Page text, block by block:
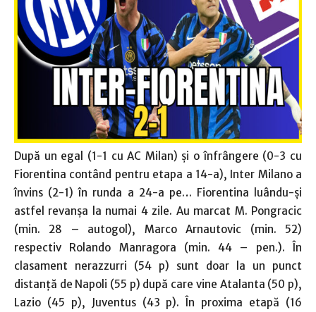
După un egal (1-1 cu AC Milan) şi o înfrângere (0-3 cu
Fiorentina contând pentru etapa a 14-a), Inter Milano a
învins (2-1) în runda a 24-a pe… Fiorentina luându-şi
astfel revanşa la numai 4 zile. Au marcat M. Pongracic
(min. 28 – autogol), Marco Arnautovic (min. 52)
respectiv Rolando Manragora (min. 44 – pen.). În
clasament nerazzurri (54 p) sunt doar la un punct
distanţă de Napoli (55 p) după care vine Atalanta (50 p),
Lazio (45 p), Juventus (43 p). În proxima etapă (16